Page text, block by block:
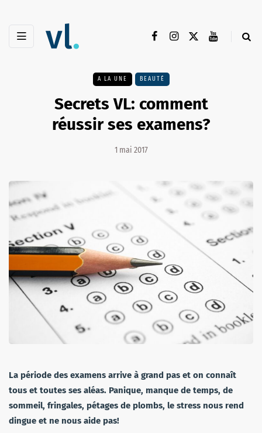
A LA UNE BEAUTÉ
Secrets VL: comment
réussir ses examens?
1 mai 2017
La période des examens arrive à grand pas et on connaît
tous et toutes ses aléas. Panique, manque de temps, de
sommeil, fringales, pétages de plombs, le stress nous rend
dingue et ne nous aide pas!